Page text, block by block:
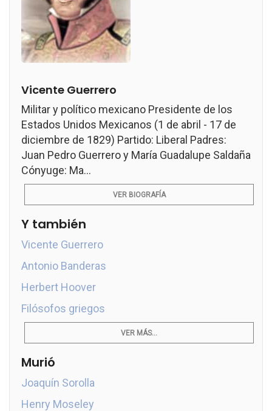
Vicente Guerrero
Militar y político mexicano Presidente de los
Estados Unidos Mexicanos (1 de abril - 17 de
diciembre de 1829) Partido: Liberal Padres:
Juan Pedro Guerrero y María Guadalupe Saldaña
Cónyuge: Ma...
VER BIOGRAFÍA
Y también
Vicente Guerrero
Antonio Banderas
Herbert Hoover
Filósofos griegos
VER MÁS...
Murió
Joaquín Sorolla
Henry Moseley